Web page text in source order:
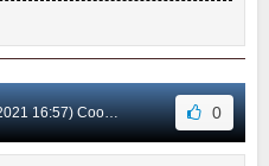
Сообщение #12 0